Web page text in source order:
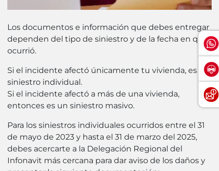
Los documentos e información que debes entregar
dependen del tipo de siniestro y de la fecha en que
ocurrió.
Si el incidente afectó únicamente tu vivienda, es un
siniestro individual.
Si el incidente afectó a más de una vivienda,
entonces es un siniestro masivo.
Para los siniestros individuales ocurridos entre el 31
de mayo de 2023 y hasta el 31 de marzo del 2025,
debes acercarte a la Delegación Regional del
Infonavit más cercana para dar aviso de los daños y